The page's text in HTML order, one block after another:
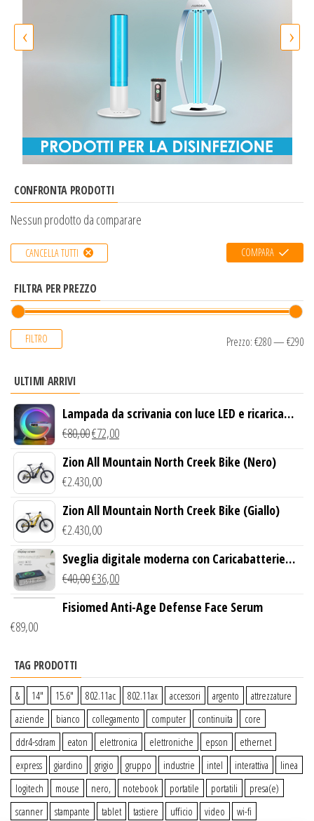
‹ ›
CONFRONTA PRODOTTI
Nessun prodotto da comparare
CANCELLA TUTTI COMPARA
FILTRA PER PREZZO
FILTRO Prezzo:€280—€290
ULTIMI ARRIVI
Lampada da scrivania con luce LED e ricarica
wireless
€80,00€72,00
Zion All Mountain North Creek Bike (Nero)
€2.430,00
Zion All Mountain North Creek Bike (Giallo)
€2.430,00
Sveglia digitale moderna con Caricabatterie
Wireless Qi
€40,00€36,00
Fisiomed Anti-Age Defense Face Serum
€89,00
TAG PRODOTTI
& 14″ 15.6″ 802.11ac 802.11ax accessori argento
attrezzature
aziende
bianco collegamento computer continuita
core
ddr4-sdram
eaton elettronica elettroniche epson
ethernet
express
giardino grigio gruppo industrie intel interattiva
linea
logitech
mouse nero, notebook portatile portatili
presa(e)
scanner
stampante tablet tastiere ufficio video wi-fi